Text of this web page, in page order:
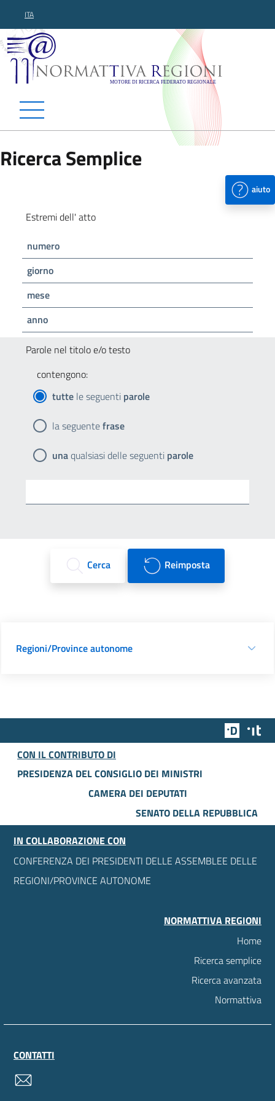
ITA
Normattiva Regioni -
Ricerca Semplice
aiuto
Estremi dell' atto
numero
giorno
mese
anno
Parole nel titolo e/o testo
contengono:
tutte le seguenti parole
la seguentefrase
unaqualsiasi delle seguenti parole
Cerca Reimposta
Regioni/Province autonome
Team
CON IL CONTRIBUTO DI
PRESIDENZA DEL CONSIGLIO DEI MINISTRI
CAMERA DEI DEPUTATI
SENATO DELLA REPUBBLICA
IN COLLABORAZIONE CON
CONFERENZA DEI PRESIDENTI DELLE ASSEMBLEE DELLE
REGIONI/PROVINCE AUTONOME
NORMATTIVA REGIONI
Home
Ricerca semplice
Ricerca avanzata
Normattiva
CONTATTI